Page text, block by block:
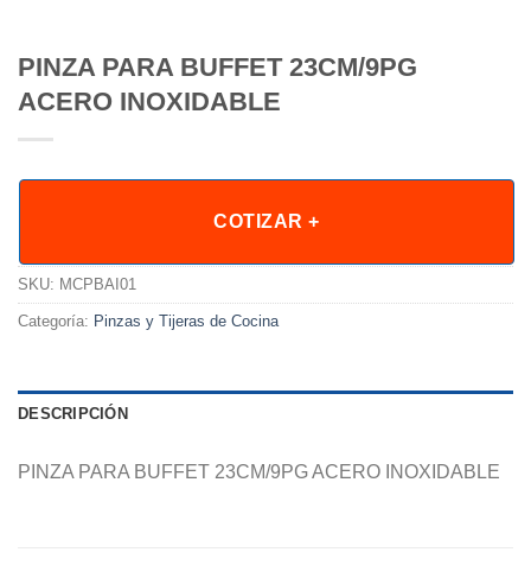
PINZA PARA BUFFET 23CM/9PG
ACERO INOXIDABLE
COTIZAR +
SKU: MCPBAI01
Categoría: Pinzas y Tijeras de Cocina
DESCRIPCIÓN
PINZA PARA BUFFET 23CM/9PG ACERO INOXIDABLE